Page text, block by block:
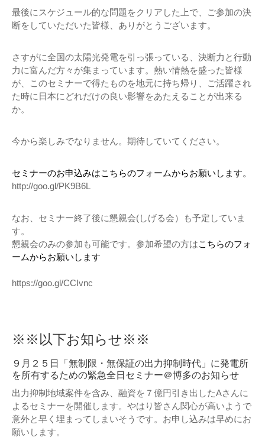
最後にスケジュール的な問題をクリアした上で、ご参加の決
断をしていただいた皆様、ありがとうございます。
さすがに全国の太陽光発電を引っ張っている、決断力と行動
力に富んだ方々が集まっています。熱い情熱を盛った皆様
が、このセミナーで得たものを地元に持ち帰り、ご活躍され
た時に日本にどれだけの良い影響をあたえることが出来る
か。
今から楽しみでなりません。期待していてください。
セミナーのお申込みはこちらのフォームからお願いします。
http://goo.gl/PK9B6L
なお、セミナー終了後に懇親会(しげる会）も予定していま
す。
懇親会のみの参加も可能です。参加希望の方はこちらのフォ
ームからお願いします
https://goo.gl/CCIvnc
※※以下お知らせ※※
９月２５日「無制限・無保証の出力抑制時代」に発電所
を所有するための緊急全日セミナー＠博多のお知らせ
出力抑制地域案件を含み、融資を７億円引き出したAさんに
よるセミナーを開催します。やはり皆さん関心が高いようで
意外と早く埋まってしまいそうです。お申し込みは早めにお
願いします。